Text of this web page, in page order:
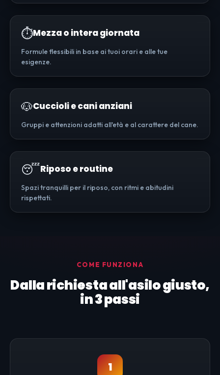
⏱️Mezza o intera giornata
Formule flessibili in base ai tuoi orari e alle tue
esigenze.
🐶Cuccioli e cani anziani
Gruppi e attenzioni adatti all'età e al carattere del cane.
😴Riposo e routine
Spazi tranquilli per il riposo, con ritmi e abitudini
rispettati.
COME FUNZIONA
Dalla richiesta all'asilo giusto,
in 3 passi
1